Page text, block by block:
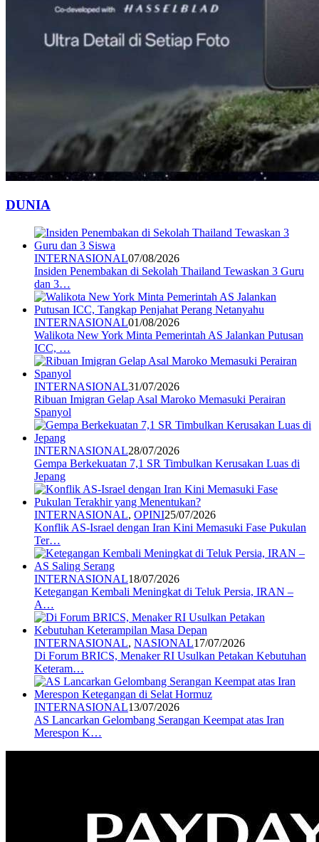
DUNIA
INTERNASIONAL07/08/2026
Insiden Penembakan di Sekolah Thailand Tewaskan 3 Guru
dan 3…
INTERNASIONAL01/08/2026
Walikota New York Minta Pemerintah AS Jalankan Putusan
ICC, …
INTERNASIONAL31/07/2026
Ribuan Imigran Gelap Asal Maroko Memasuki Perairan
Spanyol
INTERNASIONAL28/07/2026
Gempa Berkekuatan 7,1 SR Timbulkan Kerusakan Luas di
Jepang
INTERNASIONAL, OPINI25/07/2026
Konflik AS-Israel dengan Iran Kini Memasuki Fase Pukulan
Ter…
INTERNASIONAL18/07/2026
Ketegangan Kembali Meningkat di Teluk Persia, IRAN –
A…
INTERNASIONAL, NASIONAL17/07/2026
Di Forum BRICS, Menaker RI Usulkan Petakan Kebutuhan
Keteram…
INTERNASIONAL13/07/2026
AS Lancarkan Gelombang Serangan Keempat atas Iran
Merespon K…